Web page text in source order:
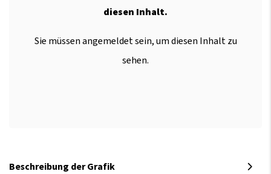
diesen Inhalt.
Sie müssen angemeldet sein, um diesen Inhalt zu
sehen.
Beschreibung der Grafik